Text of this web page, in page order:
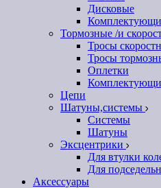
Дисковые
Тормозные /и
Тросы
Тросы
Оплетки
Цепи
Шатуны,системы
Системы
Шатуны
Эксцентрики
Для втулки
Для
Аксессуары